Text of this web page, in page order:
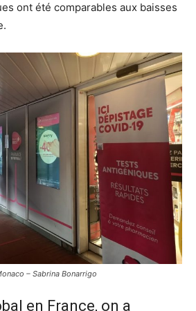
ont été comparables aux baisses
– Sabrina Bonarrigo
en France, on a